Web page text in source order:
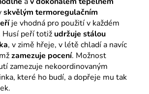
skvělým termoregulačním
je vhodná pro použití v každém
Husí peří totiž udržuje stálou
, v zimě hřeje, v létě chladí a navíc
zamezuje pocení. Možnost
zamezuje nekoordinovaným
které ho budí, a dopřeje mu tak